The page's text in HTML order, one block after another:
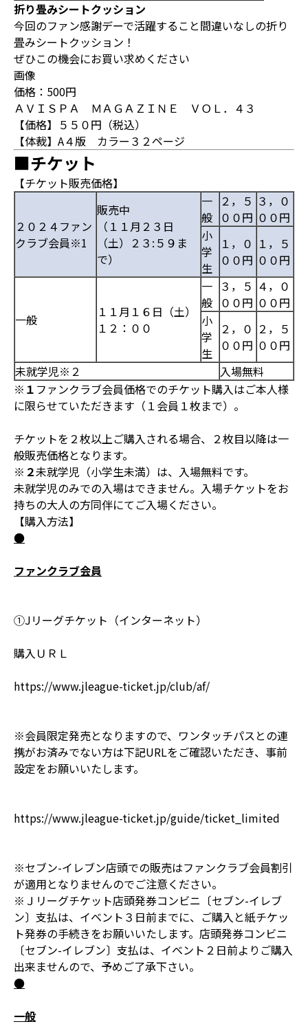
折り畳みシートクッション
今回のファン感謝デーで活躍すること間違いなしの折り
畳みシートクッション！
ぜひこの機会にお買い求めください
画像
価格：500円
ＡＶＩＳＰＡ ＭＡＧＡＺＩＮＥ ＶＯＬ．４３
【価格】５５０円（税込）
【体裁】A４版 カラー３２ページ
■チケット
【チケット販売価格】
２０２４ファン
クラブ会員※1
販売中
（１１月２３日
（土）２３:５９ま
で）
一
般
２，５
００円
３，０
００円
小
学
生
１，０
００円
１，５
００円
一般
１１月１６日（土）
１２：００
一
般
３，５
００円
４，０
００円
小
学
生
２，０
００円
２，５
００円
未就学児※２
入場無料
※ １ ファンクラブ会員価格でのチケット購入はご本人様
に限らせていただきます（１会員１枚まで）。
チケットを２枚以上ご購入される場合、２枚目以降は一
般販売価格となります。
※ ２未就学児（小学生未満）は、入場無料です。
未就学児のみでの入場はできません。入場チケットをお
持ちの大人の方同伴にてご入場ください。
【購入方法】
●
ファンクラブ会員
①Jリーグチケット（インターネット）
購入ＵＲＬ
https://www.jleague-ticket.jp/club/af/
※会員限定発売となりますので、ワンタッチパスとの連
携がお済みでない方は下記URLをご確認いただき、事前
設定をお願いいたします。
https://www.jleague-ticket.jp/guide/ticket_limited
※セブン-イレブン店頭での販売はファンクラブ会員割引
が適用となりませんのでご注意ください。
※Ｊリーグチケット店頭発券コンビニ〔セブン-イレブ
ン〕支払は、イベント３日前までに、ご購入と紙チケッ
ト発券の手続きをお願いいたします。店頭発券コンビニ
〔セブン-イレブン〕支払は、イベント２日前よりご購入
出来ませんので、予めご了承下さい。
●
一般